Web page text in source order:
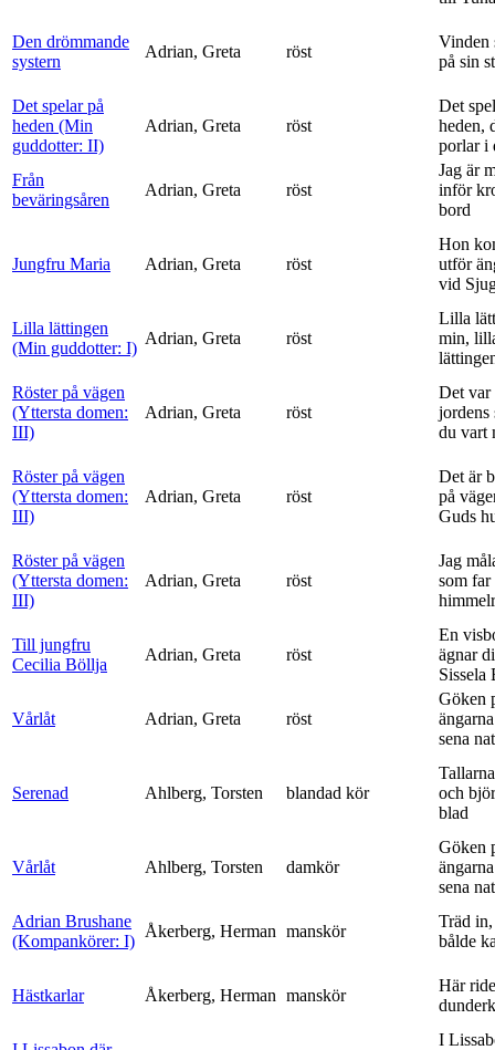
Den drömmande
systern
Adrian, Greta röst
Vinden
på sin
Det spelar på
heden (Min
guddotter: II)
Adrian, Greta röst
Det
heden,
porlar i
Från
beväringsåren
Adrian, Greta röst
Jag är
inför
bord
Jungfru Maria Adrian, Greta röst
Hon
utför
vid
Lilla lättingen
(Min guddotter: I)
Adrian, Greta röst
Lilla
min,
Röster på vägen
(Yttersta domen:
III)
Adrian, Greta röst
Det var
jordens
du vart
Röster på vägen
(Yttersta domen:
III)
Adrian, Greta röst
Det är
på
Guds
Röster på vägen
(Yttersta domen:
III)
Adrian, Greta röst
Jag
som
Till jungfru
Cecilia Böllja
Adrian, Greta röst
En
ägnar
Sissela
Vårlåt Adrian, Greta röst
Göken
sena
Serenad Ahlberg, Torsten blandad kör
och
blad
Vårlåt Ahlberg, Torsten damkör
Göken
sena
Adrian Brushane
(Kompankörer: I)
Åkerberg, Herman manskör
Träd
bålde
Hästkarlar Åkerberg, Herman manskör
Här
I